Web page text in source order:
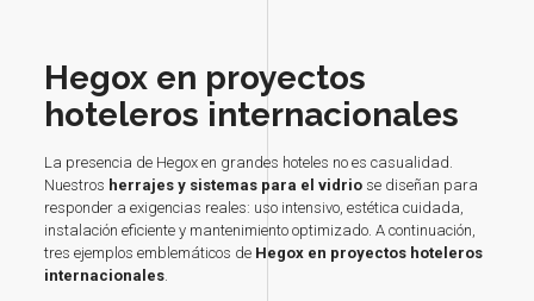
Hegox en proyectos
hoteleros internacionales
La presencia de Hegox en grandes hoteles no es casualidad.
Nuestros herrajes y sistemas para el vidriose diseñan para
responder a exigencias reales: uso intensivo, estética cuidada,
instalación eficiente y mantenimiento optimizado. A continuación,
tres ejemplos emblemáticos de Hegox en proyectos hoteleros
internacionales.